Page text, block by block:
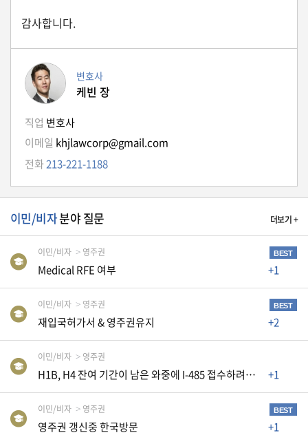
문
하
기
공
항
A
미
감사합니다.
변호사
케빈 장
직업 변호사
이메일 khjlawcorp@gmail.com
전화213-221-1188
이민/비자분야 질문 더보기 +
이민/비자 영주권 BEST
Medical RFE 여부 +1
이민/비자 영주권 BEST
재입국허가서 & 영주권유지 +2
이민/비자 영주권
H1B, H4 잔여 기간이 남은 와중에 I-485 접수하려는데 AP카드와 EAD신청이 필요할까요 +1
이민/비자 영주권 BEST
영주권 갱신중 한국방문 +1